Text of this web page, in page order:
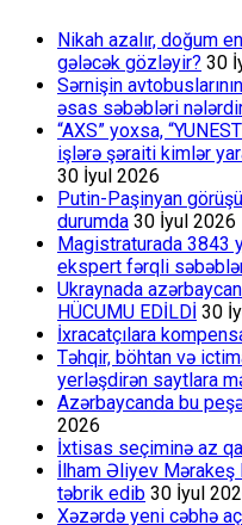
Nikah azalır, doğum
gələcək gözləyir? 30
Sərnişin
əsas səbəbləri
“AXS” yoxsa,
işlərə şəraiti kimlər
30 İyul 2026
Putin-Paşinyan
durumda 30 İyul 2026
Magistraturada 3843
ekspert fərqli səbəblər
Ukraynada
HÜCUMU EDİLDİ 30
İxracatçılara
Təhqir, böhtan və
yerləşdirən saytlara
Azərbaycanda bu
2026
İxtisas seçiminə az
İlham Əliyev Mərakeş
təbrik edib 30 İyul
Xəzərdə yeni cəbhə